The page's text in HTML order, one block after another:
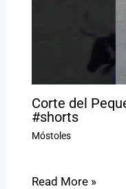
Corte del
#shorts
Móstoles
Read More »